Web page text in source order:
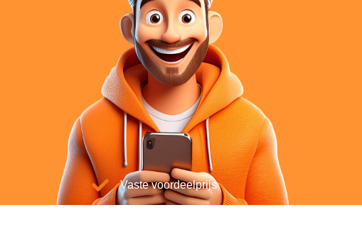
Vaste voordeelprijs